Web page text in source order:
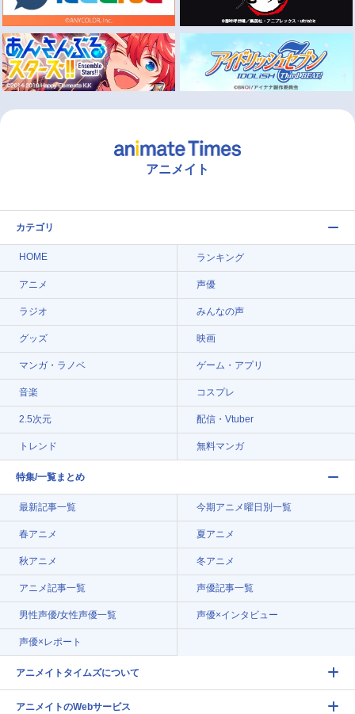
アニメイト
カテゴリ
HOME ランキング
アニメ 声優
ラジオ みんなの声
グッズ 映画
マンガ・ラノベ ゲーム・アプリ
音楽 コスプレ
2.5次元 配信・Vtuber
トレンド 無料マンガ
特集/一覧まとめ
最新記事一覧 今期アニメ曜日別一覧
春アニメ 夏アニメ
秋アニメ 冬アニメ
アニメ記事一覧 声優記事一覧
男性声優/女性声優一覧 声優×インタビュー
声優×レポート
アニメイトタイムズについて
アニメイトのWebサービス